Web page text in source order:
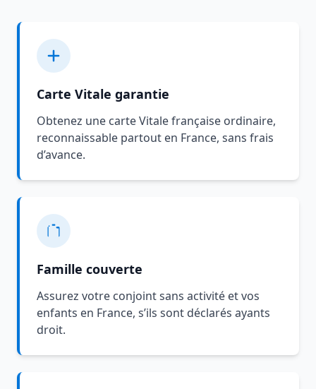
Carte Vitale garantie
Obtenez une carte Vitale française ordinaire,
reconnaissable partout en France, sans frais
d’avance.
Famille couverte
Assurez votre conjoint sans activité et vos
enfants en France, s’ils sont déclarés ayants
droit.